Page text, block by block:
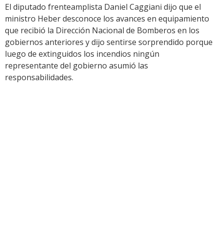
El diputado frenteamplista Daniel Caggiani dijo que el
ministro Heber desconoce los avances en equipamiento
que recibió la Dirección Nacional de Bomberos en los
gobiernos anteriores y dijo sentirse sorprendido porque
luego de extinguidos los incendios ningún
representante del gobierno asumió las
responsabilidades.